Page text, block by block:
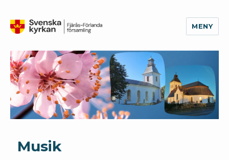
Fjärås-Förlanda församling
MENY
Musik